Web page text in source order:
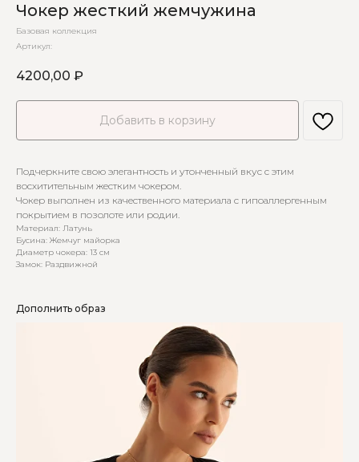
Чокер жесткий жемчужина
Базовая коллекция
Артикул:
4200,00 ₽
Добавить в корзину
Подчеркните свою элегантность и утонченный вкус с этим
восхитительным жестким чокером.
Чокер выполнен из качественного материала с гипоаллергенным
покрытием в позолоте или родии.
Материал: Латунь
Бусина: Жемчуг майорка
Диаметр чокера: 13 см
Замок: Раздвижной
Дополнить образ